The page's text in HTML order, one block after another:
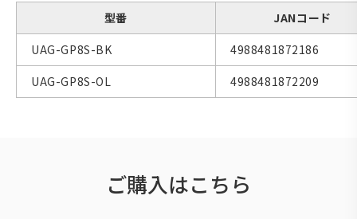
型番
JANコード
UAG-GP8S-BK
4988481872186
UAG-GP8S-OL
4988481872209
ご購入はこちら